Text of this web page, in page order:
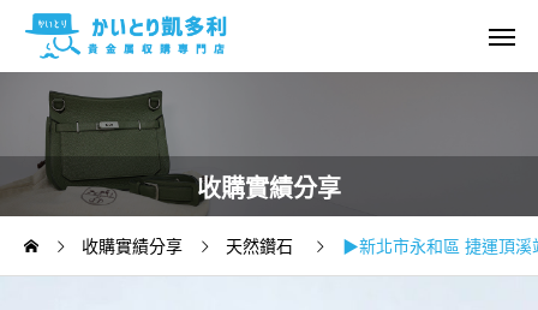
收購實績分享
收購實績分享 天然鑽石 ▶新北市永和區 捷運頂